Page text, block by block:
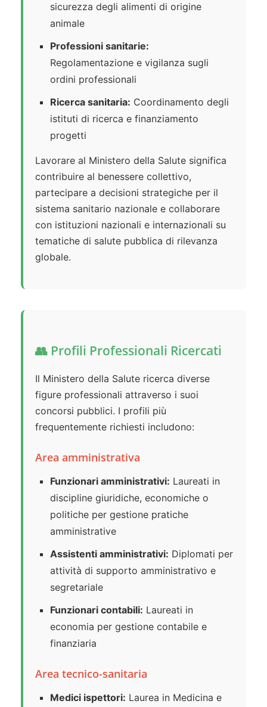
sicurezza degli alimenti di origine
animale
Professioni sanitarie:
Regolamentazione e vigilanza sugli
ordini professionali
Ricerca sanitaria: Coordinamento degli
istituti di ricerca e finanziamento
progetti
Lavorare al Ministero della Salute significa
contribuire al benessere collettivo,
partecipare a decisioni strategiche per il
sistema sanitario nazionale e collaborare
con istituzioni nazionali e internazionali su
tematiche di salute pubblica di rilevanza
globale.
👥 Profili Professionali Ricercati
Il Ministero della Salute ricerca diverse
figure professionali attraverso i suoi
concorsi pubblici. I profili più
frequentemente richiesti includono:
Area amministrativa
Funzionari amministrativi: Laureati in
discipline giuridiche, economiche o
politiche per gestione pratiche
amministrative
Assistenti amministrativi: Diplomati per
attività di supporto amministrativo e
segretariale
Funzionari contabili: Laureati in
economia per gestione contabile e
finanziaria
Area tecnico-sanitaria
Medici ispettori: Laurea in Medicina e